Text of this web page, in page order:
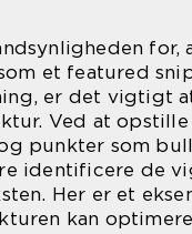
for,
et featured
er det vigtigt
Ved at opstille
punkter som
identificere de
Her er et
kan